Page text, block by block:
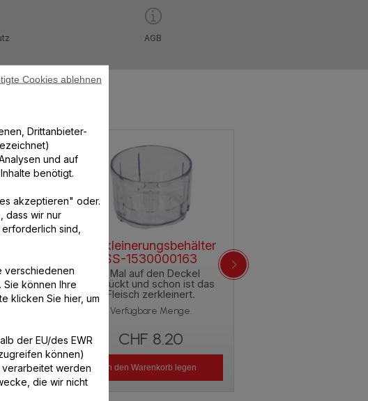
AGB
Betrieb
legen
SS-1530000163
gedrückt und schon ist das
Fleisch zerkleinert.
Verfügbare Menge.
CHF 8.20
In den Warenkorb legen
Drittanbieter-
und auf
benötigt.
akzeptieren" oder.
dass wir nur
sind,
verschiedenen
Sie können Ihre
klicken Sie hier, um
der EU/des EWR
können)
werden
die wir nicht
Cookies ablehnen